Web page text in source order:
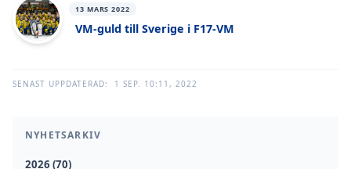
NYHETSARKIV
2026 (70)
13 MARS 2022
VM-guld till Sverige i F17-VM
SENAST UPPDATERAD: 1 SEP. 10:11, 2022